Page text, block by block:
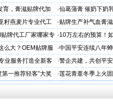
育，膏滋贴牌代加
·仙葛蒲膏 催奶下奶
家
籽燕麦片专业代工
·贴牌生产补气血膏
牌代工厂家哪家专 ·10万左右的预算！
么大？OEM贴牌服
·中国平安连续八年
品牌"
业服务打造全新客
·警企共建，共创平
人才专项培训
一推荐轻客”大奖 ·莲花青薏冬季上火
工厂